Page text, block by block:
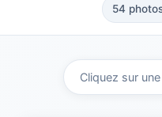
Groupe Nat
Équipes WP
Calendrier-Matchs
54
Cliquez sur